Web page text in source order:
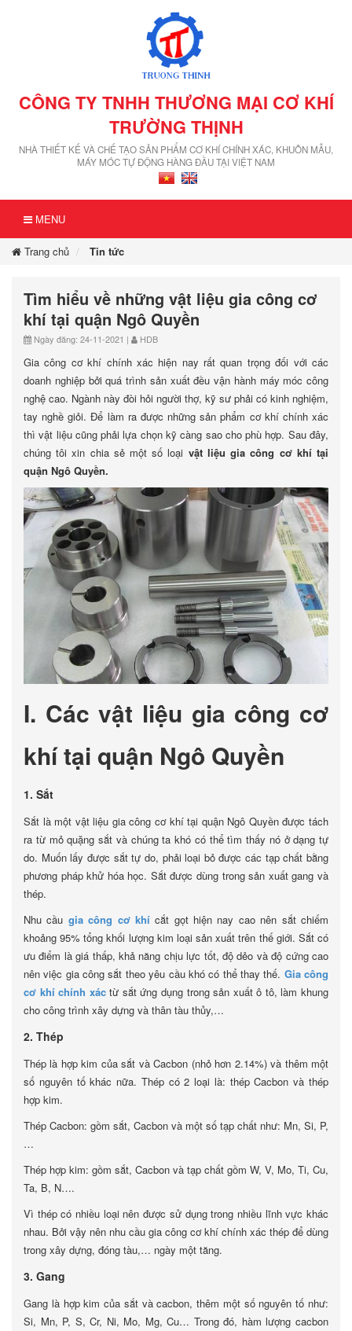
CÔNG TY TNHH THƯƠNG MẠI CƠ KHÍ
TRƯỜNG THỊNH
NHÀ THIẾT KẾ VÀ CHẾ TẠO SẢN PHẨM CƠ KHÍ CHÍNH XÁC, KHUÔN MẪU,
MÁY MÓC TỰ ĐỘNG HÀNG ĐẦU TẠI VIỆT NAM
MENU
Trang chủ Tin tức
Tìm hiểu về những vật liệu gia công cơ
khí tại quận Ngô Quyền
Ngày đăng: 24-11-2021 | HDB
Gia công cơ khí chính xác hiện nay rất quan trọng đối với các
doanh nghiệp bởi quá trình sản xuất đều vận hành máy móc công
nghệ cao. Ngành này đòi hỏi người thợ, kỹ sư phải có kinh nghiệm,
tay nghề giỏi. Để làm ra được những sản phẩm cơ khí chính xác
thì vật liệu cũng phải lựa chọn kỹ càng sao cho phù hợp. Sau đây,
chúng tôi xin chia sẻ một số loại vật liệu gia công cơ khí tại
quận Ngô Quyền.
I. Các vật liệu gia công cơ
khí tại quận Ngô Quyền
1. Sắt
Sắt là một vật liệu gia công cơ khí tại quận Ngô Quyền được tách
ra từ mỏ quặng sắt và chúng ta khó có thể tìm thấy nó ở dạng tự
do. Muốn lấy được sắt tự do, phải loại bỏ được các tạp chất bằng
phương pháp khử hóa học. Sắt được dùng trong sản xuất gang và
thép.
Nhu cầu gia công cơ khícắt gọt hiện nay cao nên sắt chiếm
khoảng 95% tổng khối lượng kim loại sản xuất trên thế giới. Sắt có
ưu điểm là giá thấp, khả năng chịu lực tốt, độ dẻo và độ cứng cao
nên việc gia công sắt theo yêu cầu khó có thể thay thế. Gia công
cơ khí chính xáctừ sắt ứng dụng trong sản xuất ô tô, làm khung
cho công trình xây dựng và thân tàu thủy,…
2. Thép
Thép là hợp kim của sắt và Cacbon (nhỏ hơn 2.14%) và thêm một
số nguyên tố khác nữa. Thép có 2 loại là: thép Cacbon và thép
hợp kim.
Thép Cacbon: gồm sắt, Cacbon và một số tạp chất như: Mn, Si, P,
…
Thép hợp kim: gồm sắt, Cacbon và tạp chất gồm W, V, Mo, Ti, Cu,
Ta, B, N….
Vì thép có nhiều loại nên được sử dụng trong nhiều lĩnh vực khác
nhau. Bởi vậy nên nhu cầu gia công cơ khí chính xác thép để dùng
trong xây dựng, đóng tàu,… ngày một tăng.
3. Gang
Gang là hợp kim của sắt và cacbon, thêm một số nguyên tố như:
Si, Mn, P, S, Cr, Ni, Mo, Mg, Cu… Trong đó, hàm lượng cacbon